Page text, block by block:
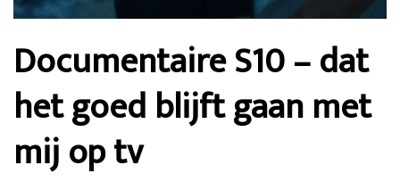
Documentaire S10 – dat
het goed blijft gaan met
mij op tv